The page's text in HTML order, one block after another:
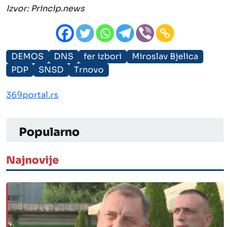
Izvor: Princip.news
DEMOS DNS fer izbori
Miroslav Bjelica
PDP
SNSD Trnovo
369portal.rs
Popularno
Najnovije